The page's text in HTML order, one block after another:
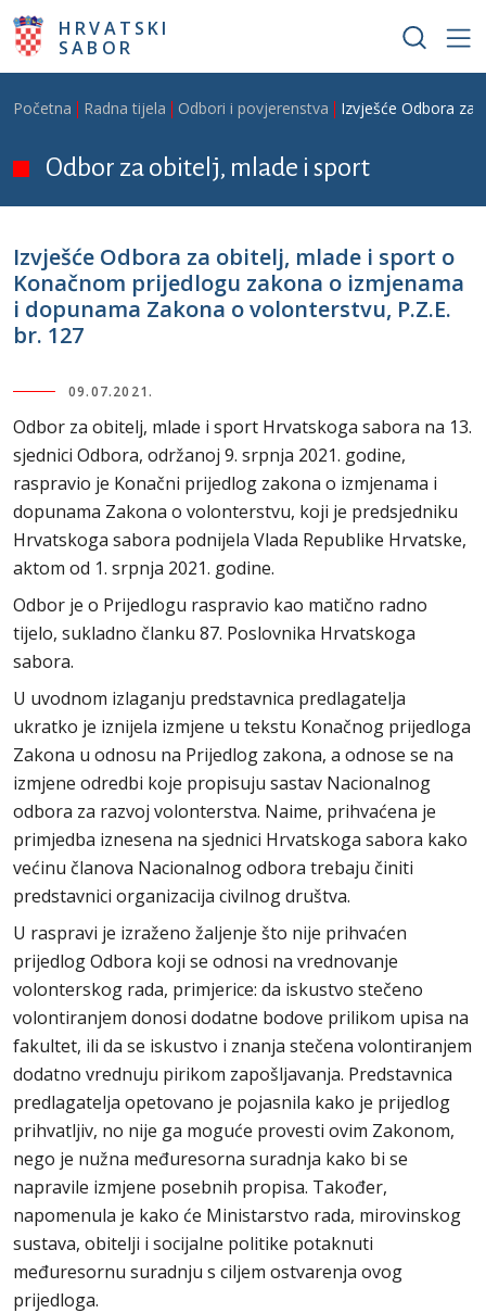
Skoči na glavni sadržaj
HRVATSKI
SABOR
Breadcrumb
Početna Radna tijela Odbori i povjerenstva Izvješće Odbora za
Odbor za obitelj, mlade i sport
Izvješće Odbora za obitelj, mlade i sport o
Konačnom prijedlogu zakona o izmjenama
i dopunama Zakona o volonterstvu, P.Z.E.
br. 127
09.07.2021.
Odbor za obitelj, mlade i sport Hrvatskoga sabora na 13.
sjednici Odbora, održanoj 9. srpnja 2021. godine,
raspravio je Konačni prijedlog zakona o izmjenama i
dopunama Zakona o volonterstvu, koji je predsjedniku
Hrvatskoga sabora podnijela Vlada Republike Hrvatske,
aktom od 1. srpnja 2021. godine.
Odbor je o Prijedlogu raspravio kao matično radno
tijelo, sukladno članku 87. Poslovnika Hrvatskoga
sabora.
U uvodnom izlaganju predstavnica predlagatelja
ukratko je iznijela izmjene u tekstu Konačnog prijedloga
Zakona u odnosu na Prijedlog zakona, a odnose se na
izmjene odredbi koje propisuju sastav Nacionalnog
odbora za razvoj volonterstva. Naime, prihvaćena je
primjedba iznesena na sjednici Hrvatskoga sabora kako
većinu članova Nacionalnog odbora trebaju činiti
predstavnici organizacija civilnog društva.
U raspravi je izraženo žaljenje što nije prihvaćen
prijedlog Odbora koji se odnosi na vrednovanje
volonterskog rada, primjerice: da iskustvo stečeno
volontiranjem donosi dodatne bodove prilikom upisa na
fakultet, ili da se iskustvo i znanja stečena volontiranjem
dodatno vrednuju pirikom zapošljavanja. Predstavnica
predlagatelja opetovano je pojasnila kako je prijedlog
prihvatljiv, no nije ga moguće provesti ovim Zakonom,
nego je nužna međuresorna suradnja kako bi se
napravile izmjene posebnih propisa. Također,
napomenula je kako će Ministarstvo rada, mirovinskog
sustava, obitelji i socijalne politike potaknuti
međuresornu suradnju s ciljem ostvarenja ovog
prijedloga.